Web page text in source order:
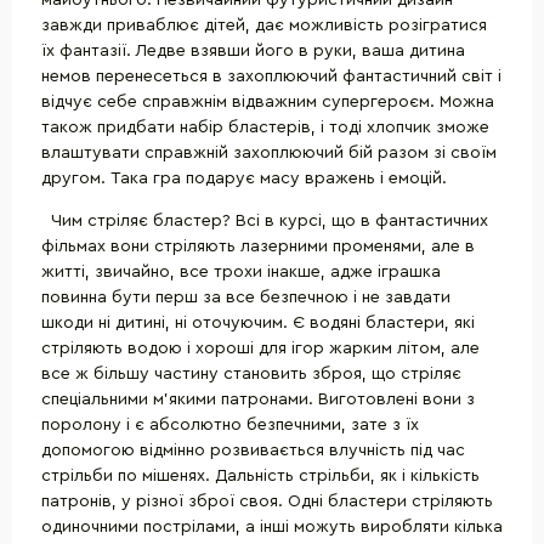
завжди приваблює дітей, дає можливість розігратися
їх фантазії. Ледве взявши його в руки, ваша дитина
немов перенесеться в захоплюючий фантастичний світ і
відчує себе справжнім відважним супергероєм. Можна
також придбати набір бластерів, і тоді хлопчик зможе
влаштувати справжній захоплюючий бій разом зі своїм
другом. Така гра подарує масу вражень і емоцій.
Чим стріляє бластер? Всі в курсі, що в фантастичних
фільмах вони стріляють лазерними променями, але в
житті, звичайно, все трохи інакше, адже іграшка
повинна бути перш за все безпечною і не завдати
шкоди ні дитині, ні оточуючим. Є водяні бластери, які
стріляють водою і хороші для ігор жарким літом, але
все ж більшу частину становить зброя, що стріляє
спеціальними м'якими патронами. Виготовлені вони з
поролону і є абсолютно безпечними, зате з їх
допомогою відмінно розвивається влучність під час
стрільби по мішенях. Дальність стрільби, як і кількість
патронів, у різної зброї своя. Одні бластери стріляють
одиночними пострілами, а інші можуть виробляти кілька